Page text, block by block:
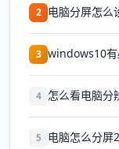
2 电脑分屏怎么
3 windows10有
4 怎么看电脑分
5 电脑怎么分屏